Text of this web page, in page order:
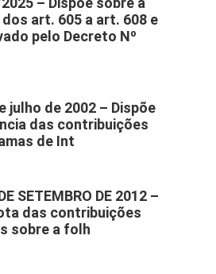
art. 605 a art. 608 e
pelo Decreto Nº
julho de 2002 – Dispõe
das contribuições
de Int
SETEMBRO DE 2012 –
das contribuições
sobre a folh